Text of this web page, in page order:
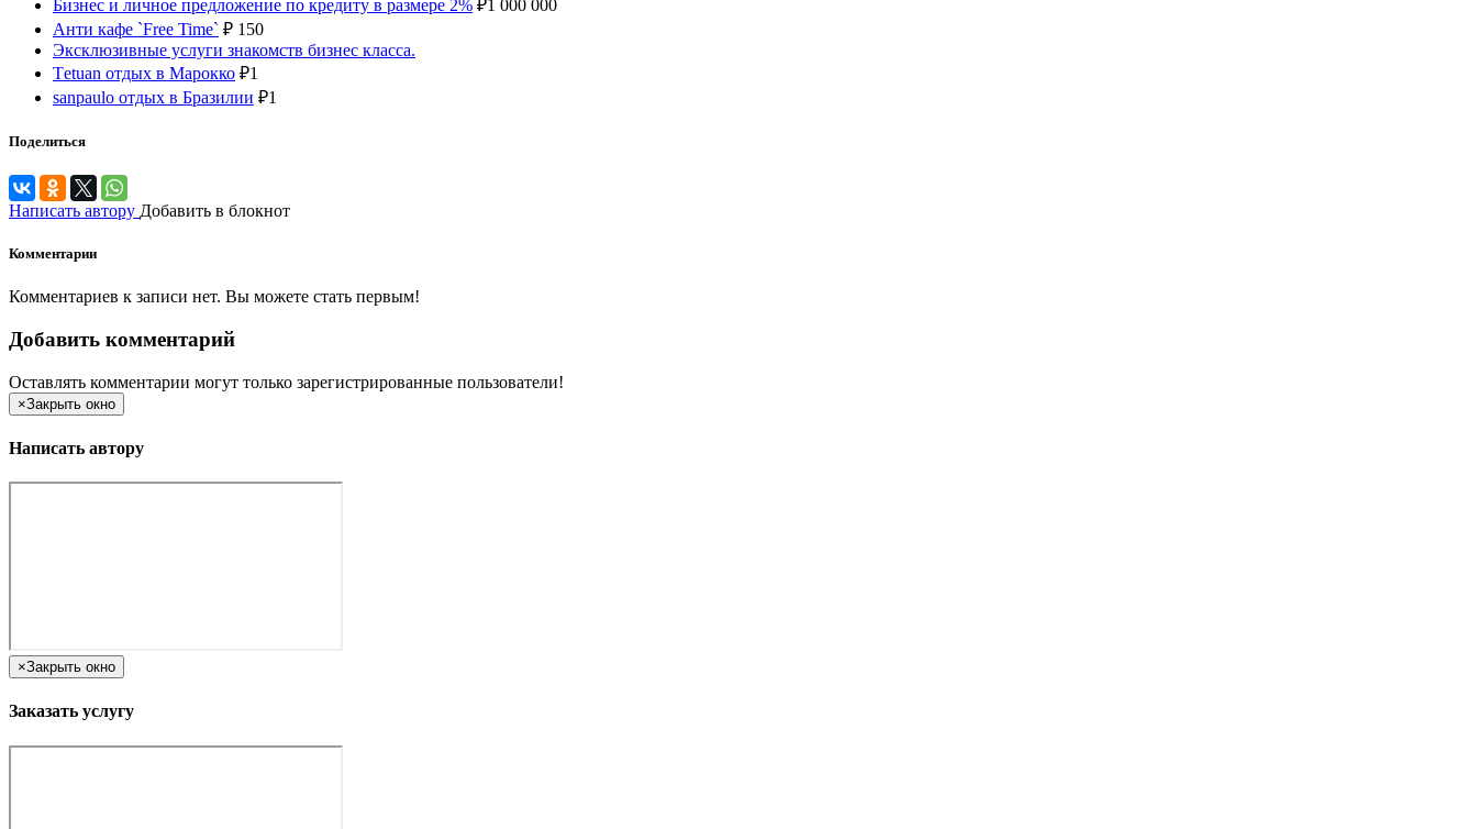
Бизнес и личное предложение по кредиту в размере 2% ₽1 000 000
Анти кафе `Free Time` ₽ 150
Эксклюзивные услуги знакомств бизнес класса.
Тetuan отдых в Марокко ₽1
sanpaulo отдых в Бразилии ₽1
Поделиться
Написать автору Добавить в блокнот
Комментарии
Комментариев к записи нет. Вы можете стать первым!
Добавить комментарий
Оставлять комментарии могут только зарегистрированные пользователи!
×Закрыть окно
Написать автору
×Закрыть окно
Заказать услугу